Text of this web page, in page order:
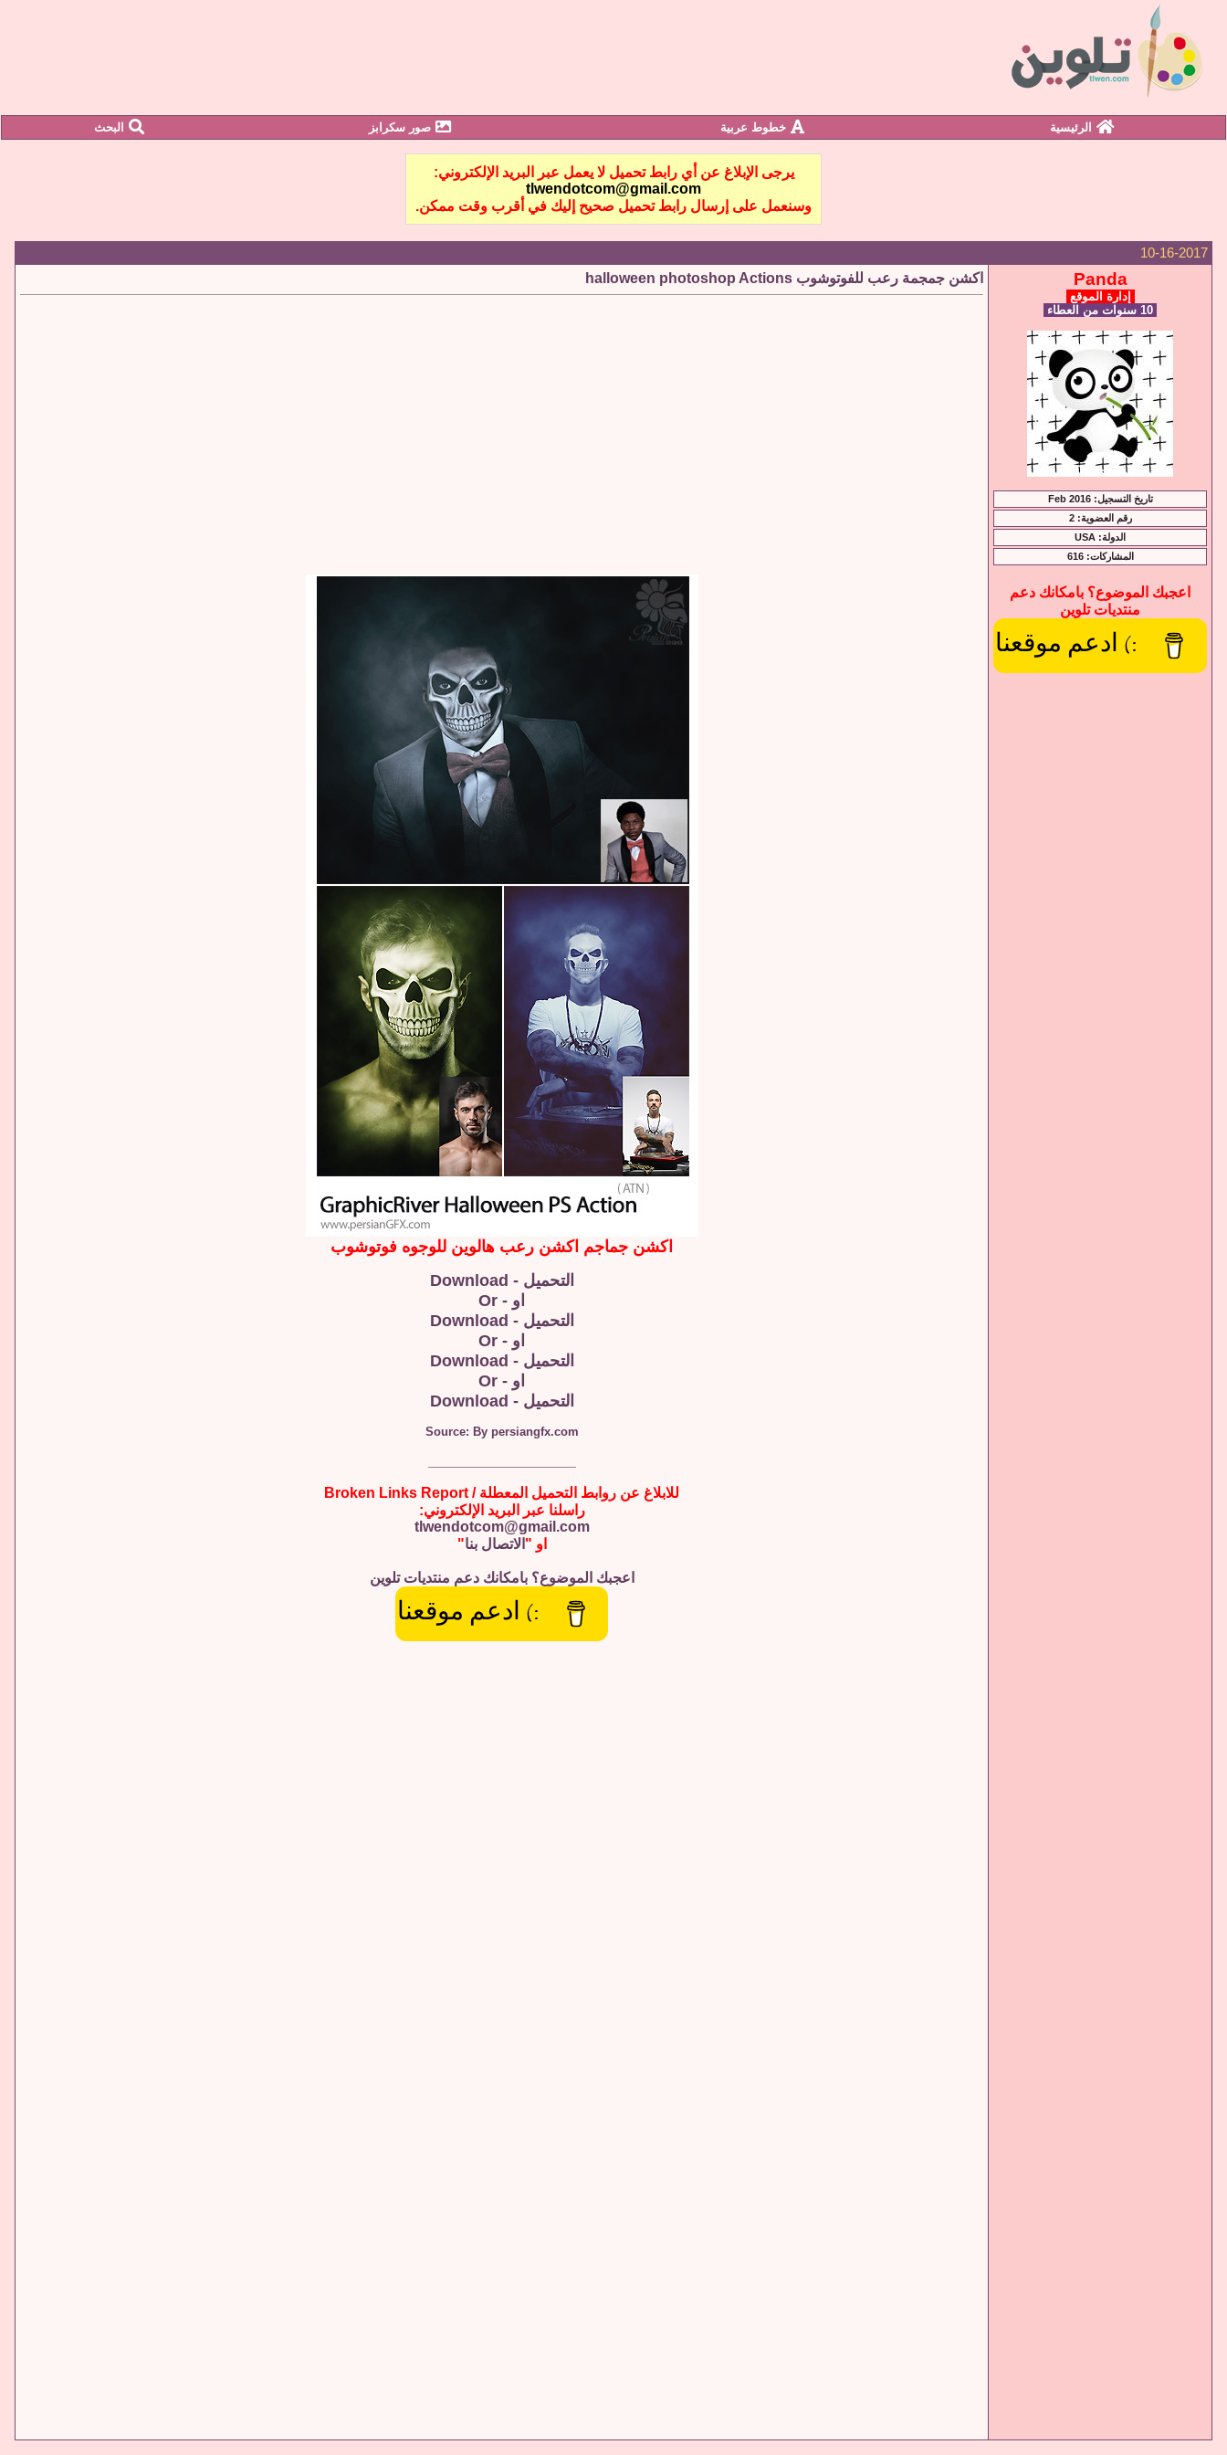
الرئيسية خطوط عربية صور سكرابز البحث
يرجى الإبلاغ عن أي رابط تحميل لا يعمل عبر البريد الإلكتروني:
tlwendotcom@gmail.com
وسنعمل على إرسال رابط تحميل صحيح إليك في أقرب وقت ممكن.
10-16-2017
Panda
إدارة الموقع
تاريخ التسجيل: Feb 2016
رقم العضوية: 2
الدولة: USA
المشاركات: 616
اعجبك الموضوع؟ بامكانك دعم
منتديات تلوين
:) ادعم موقعنا
اكشن جمجمة رعب للفوتوشوب halloween photoshop Actions
اكشن جماجم اكشن رعب هالوين للوجوه فوتوشوب
التحميل - Download
او - Or
التحميل - Download
او - Or
التحميل - Download
او - Or
التحميل - Download
Source: By persiangfx.com
للابلاغ عن روابط التحميل المعطلة / Broken Links Report
راسلنا عبر البريد الإلكتروني:
tlwendotcom@gmail.com
او " الاتصال بنا"
اعجبك الموضوع؟ بامكانك دعم منتديات تلوين
:) ادعم موقعنا